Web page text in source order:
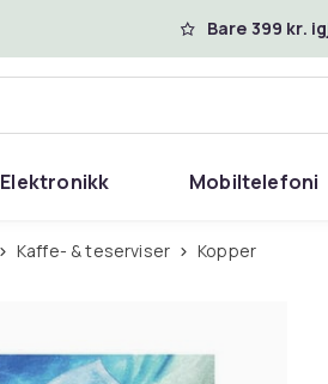
Bare 399 kr.
Elektronikk Mobiltelefoni
Kaffe- & teserviser Kopper